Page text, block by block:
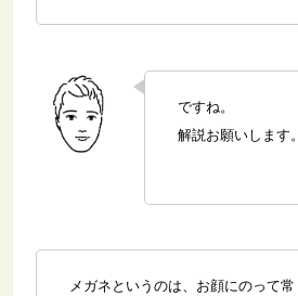
ですね。
解説お願いします。
メガネというのは、お顔にのって常